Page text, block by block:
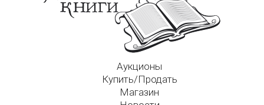
Аукционы
Купить/Продать
Магазин